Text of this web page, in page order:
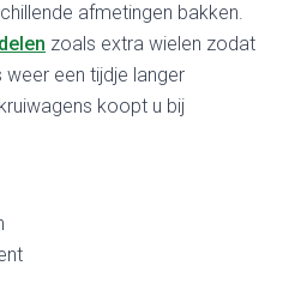
afmetingen bakken.
zoals extra wielen zodat
een tijdje langer
koopt u bij